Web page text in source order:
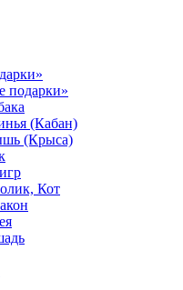
подарки»
(Кабан)
(Крыса)
Кот